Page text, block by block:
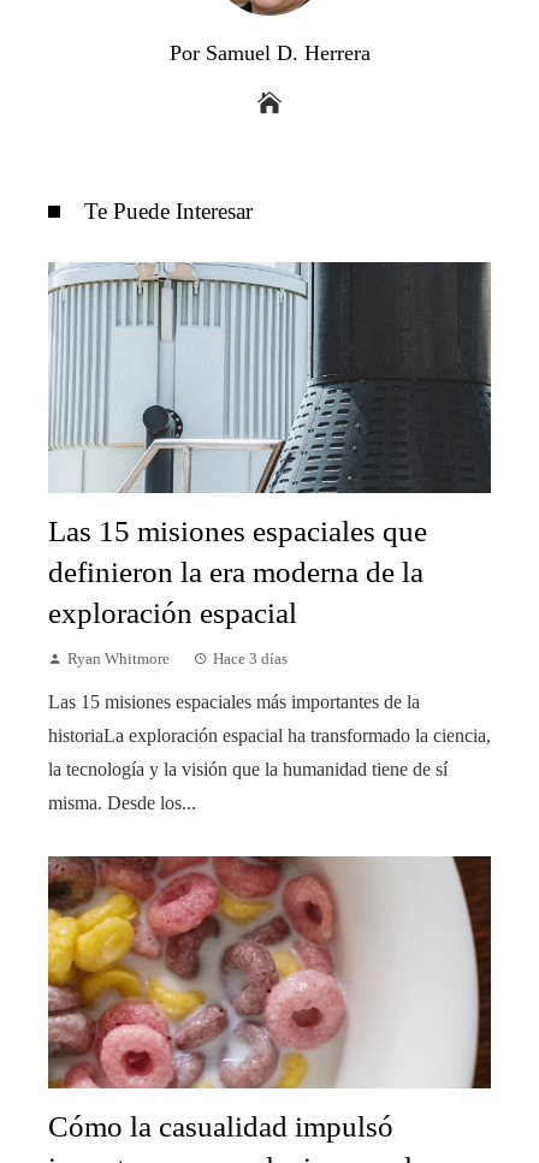
Por Samuel D. Herrera
Te Puede Interesar
Las 15 misiones espaciales que
definieron la era moderna de la
exploración espacial
Ryan Whitmore Hace 3 días
Las 15 misiones espaciales más importantes de la
historiaLa exploración espacial ha transformado la ciencia,
la tecnología y la visión que la humanidad tiene de sí
misma. Desde los...
Cómo la casualidad impulsó